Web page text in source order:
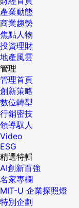
產業動態
商業趨勢
焦點人物
投資理財
地產風雲
管理
管理首頁
創新策略
數位轉型
行銷密技
領導馭人
Video
ESG
精選特輯
AI創新百強
名家專欄
MIT-U 企業探照燈
特別企劃